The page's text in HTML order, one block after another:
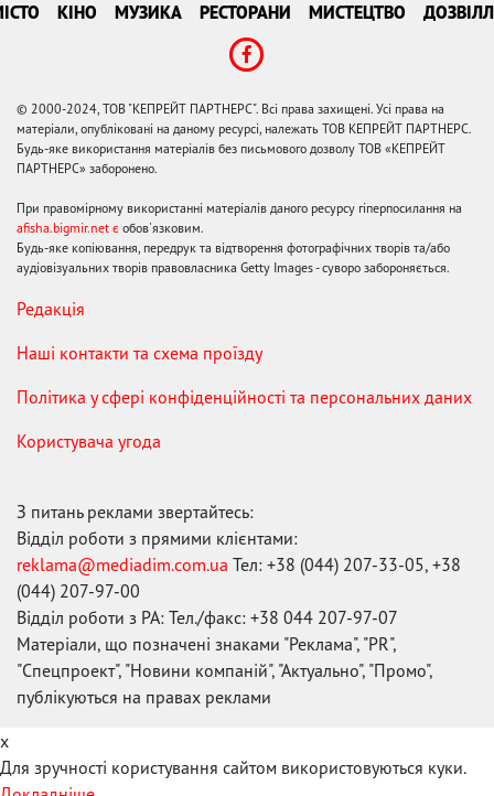
КІНО МУЗИКА РЕСТОРАНИ МИСТЕЦТВО
© 2000-2024, ТОВ "КЕПРЕЙТ ПАРТНЕРС". Всі права захищені. Усі права на
матеріали, опубліковані на даному ресурсі, належать ТОВ КЕПРЕЙТ ПАРТНЕРС.
Будь-яке використання матеріалів без письмового дозволу ТОВ «КЕПРЕЙТ
ПАРТНЕРС» заборонено.
При правомірному використанні матеріалів даного ресурсу гіперпосилання на
afisha.bigmir.net є обов'язковим.
Будь-яке копіювання, передрук та відтворення фотографічних творів та/або
аудіовізуальних творів правовласника Getty Images - суворо забороняється.
Редакція
Наші контакти та схема проїзду
Політика у сфері конфіденційності та персональних даних
Користувача угода
З питань реклами звертайтесь:
Відділ роботи з прямими клієнтами:
reklama@mediadim.com.ua Тел: +38 (044) 207-33-05, +38
(044) 207-97-00
Відділ роботи з РА: Тел./факс: +38 044 207-97-07
Матеріали, що позначені знаками "Реклама", "PR",
"Спецпроект", "Новини компаній", "Актуально", "Промо",
публікуються на правах реклами
x
Для зручності користування сайтом використовуються куки.